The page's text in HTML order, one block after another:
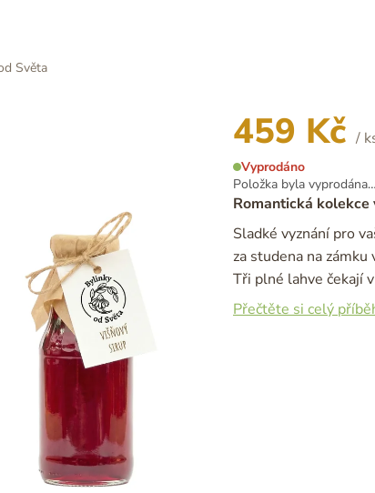
Světa
459 Kč /
Měrná
cena:
Vyprodáno
Položka byla vyprodána…
Romantická kolekce
Sladké vyznání pro
za studena na
Tři plné lahve čekají
Přečtěte si celý